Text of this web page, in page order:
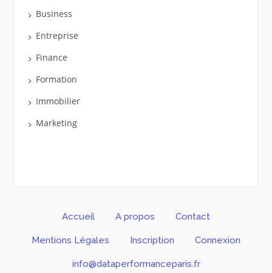
Business
Entreprise
Finance
Formation
Immobilier
Marketing
Accueil A propos Contact
Mentions Légales Inscription Connexion
info@dataperformanceparis.fr